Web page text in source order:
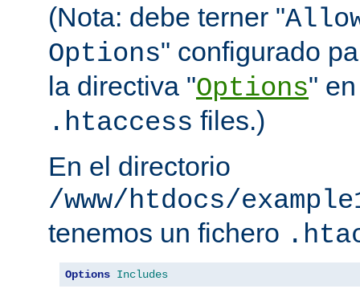
(Nota: debe terner "
Options" configurado
la directiva "Options"
.htaccess files.)
En el directorio
/www/htdocs/
tenemos un fichero
Options Includes